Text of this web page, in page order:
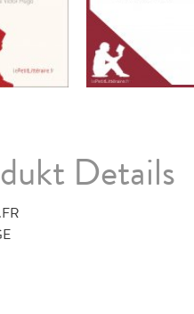
Details